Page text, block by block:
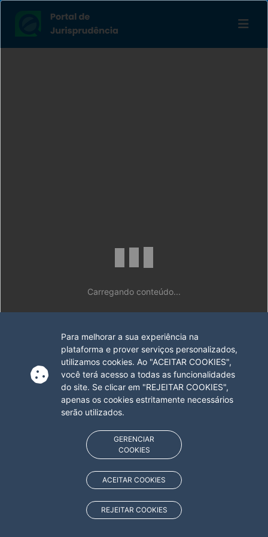
Para melhorar a sua experiência na
plataforma e prover serviços personalizados,
utilizamos cookies. Ao "ACEITAR COOKIES",
você terá acesso a todas as funcionalidades
do site. Se clicar em "REJEITAR COOKIES",
apenas os cookies estritamente necessários
serão utilizados.
GERENCIAR
COOKIES
ACEITAR COOKIES
REJEITAR COOKIES
Carregando conteúdo...